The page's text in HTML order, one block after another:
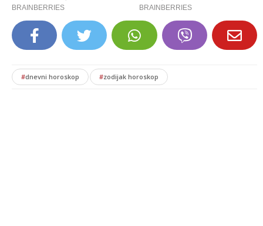
#dnevni horoskop #zodijak horoskop